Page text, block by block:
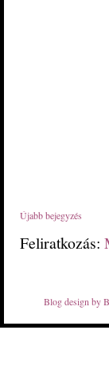
Újabb bejegyzés
Feliratkozás:
Blog design by